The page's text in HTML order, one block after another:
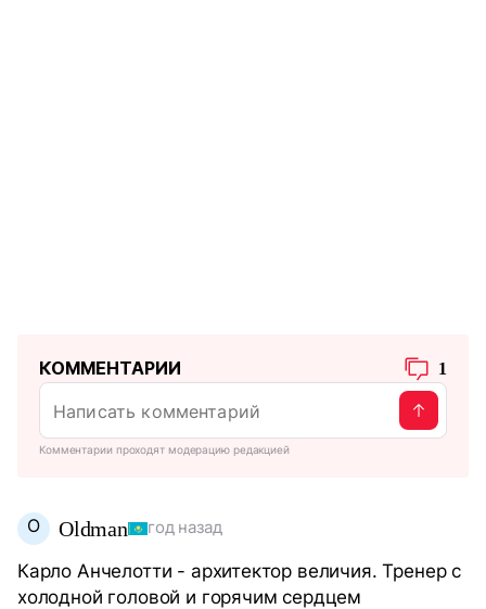
КОММЕНТАРИИ 1
Комментарии проходят модерацию редакцией
O Oldman год назад
Карло Анчелотти - архитектор величия. Тренер с
холодной головой и горячим сердцем